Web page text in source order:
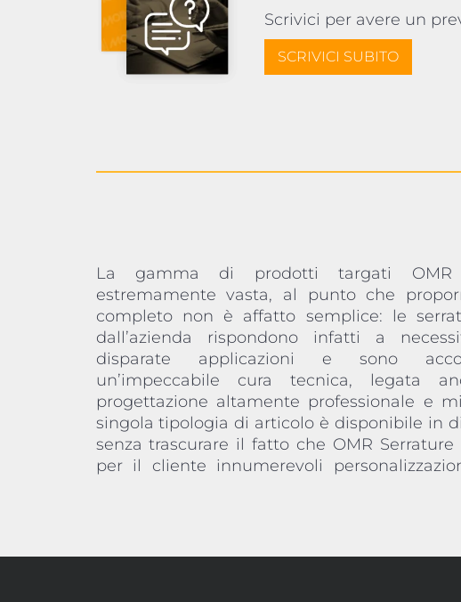
Scrivici per avere un
SCRIVICI SUBITO
La gamma di prodotti targati OMR
estremamente vasta, al punto che
completo non è affatto semplice: le
dall’azienda rispondono infatti a
disparate applicazioni e sono
un’impeccabile cura tecnica, legata
progettazione altamente professionale e
singola tipologia di articolo è disponibile in
senza trascurare il fatto che OMR Serrature
per il cliente innumerevoli
approccio industriale totalmente
eseguito interamente presso il
produttivo, l’azienda può consegnare al
customizzato da qualsiasi punto di vista,
design. A tutti i clienti che hanno
commerciali o professionali, inoltre, OMR
offrire anche dei set di serrature, vere e
riassortibili dei modelli più richiesti, fornite